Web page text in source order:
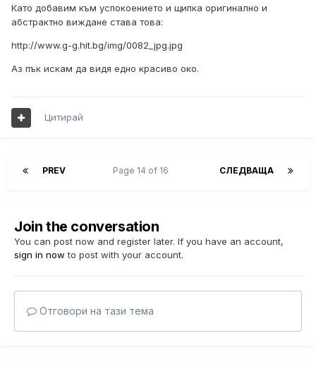
Като добавим към успокоението и щипка оригинално и
абстрактно виждане става това:
http://www.g-g.hit.bg/img/0082_jpg.jpg
Аз пък искам да видя едно красиво око.
Цитирай
PREV СЛЕДВАЩА
Page 14 of 16
Join the conversation
You can post now and register later. If you have an account,
sign in now to post with your account.
Отговори на тази тема